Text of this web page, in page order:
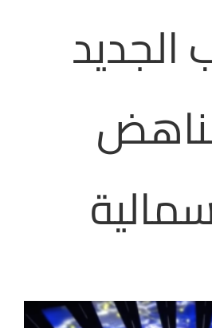
روابط
الجديد